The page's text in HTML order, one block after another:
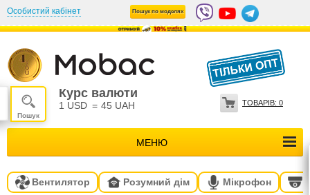
Особистий кабінет Пошук по моделях
Курс валюти
1 USD = 45 UAH
МЕНЮ
ТОВАРІВ: 0
Вентилятор Розумний дім Мікрофон